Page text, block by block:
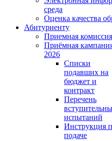
среда
Оценка качества
Абитуриенту
Приемная комиссия
Приёмная
2026
Списки
подавших на
бюджет и
контракт
Перечень
испытаний
Инструкция
подаче